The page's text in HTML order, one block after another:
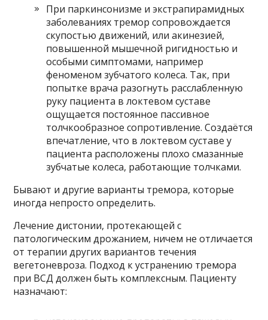
При паркинсонизме и экстрапирамидных
заболеваниях тремор сопровождается
скупостью движений, или акинезией,
повышенной мышечной ригидностью и
особыми симптомами, например
феноменом зубчатого колеса. Так, при
попытке врача разогнуть расслабленную
руку пациента в локтевом суставе
ощущается постоянное пассивное
толчкообразное сопротивление. Создаётся
впечатление, что в локтевом суставе у
пациента расположены плохо смазанные
зубчатые колеса, работающие толчками.
Бывают и другие варианты тремора, которые
иногда непросто определить.
Лечение дистонии, протекающей с
патологическим дрожанием, ничем не отличается
от терапии других вариантов течения
вегетоневроза. Подход к устранению тремора
при ВСД должен быть комплексным. Пациенту
назначают: